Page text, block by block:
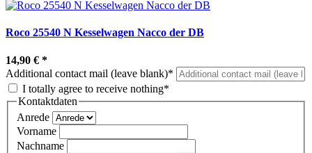
Roco 25540 N Kesselwagen Nacco der DB
14,90 € *
Additional contact mail (leave blank)*
I totally agree to receive nothing*
Kontaktdaten
Anrede
Vorname
Nachname